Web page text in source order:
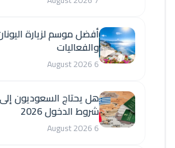
أفضل موسم لزيارة اليونان:
والفعاليات
6 August 2026
هل يحتاج السعوديون إلى تأشيرة
شروط الدخول 2026
6 August 2026